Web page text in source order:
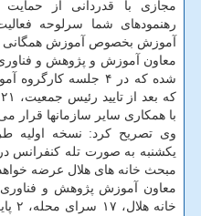
مجازی با قدردانی از
رهنمودهای شما سرلوحه
آموزش بخصوص آموزش همگانی
معاون آموزش و پژوهش و
شده که در ۴ جلسه
با همکاری سایر سازمانها قرار
وی تصریح کرد: نسخه اولیه
یکشنبه به صورت تله کنفرانس
مبحث خانه های هلال عرضه